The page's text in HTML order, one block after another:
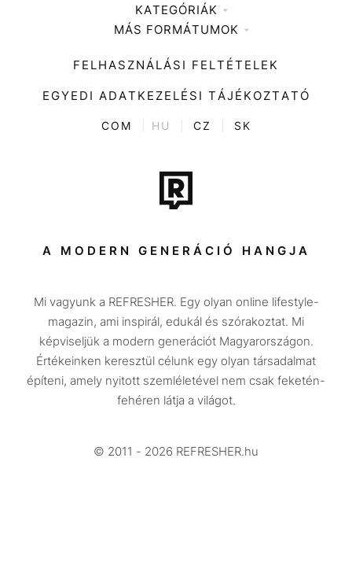
Médiaajánlat
KATEGÓRIÁK
Zene
Divat
Kultúra
ENTR
Tech-Tudomány
Sport
Társadalom
Utazás
Életmód
Design
Beszélgetések
Videó
MÁS FORMÁTUMOK
FELHASZNÁLÁSI FELTÉTELEK
EGYEDI ADATKEZELÉSI TÁJÉKOZTATÓ
COM HU CZ SK
A MODERN GENERÁCIÓ HANGJA
Mi vagyunk a REFRESHER. Egy olyan online lifestyle-
magazin, ami inspirál, edukál és szórakoztat. Mi
képviseljük a modern generációt Magyarországon.
Értékeinken keresztül célunk egy olyan társadalmat
építeni, amely nyitott szemléletével nem csak feketén-
fehéren látja a világot.
© 2011 - 2026 REFRESHER.hu